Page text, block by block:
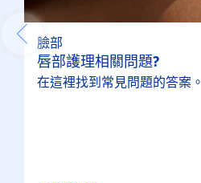
臉部
唇部護理相關問題?
在這裡找到常見問題的答案。